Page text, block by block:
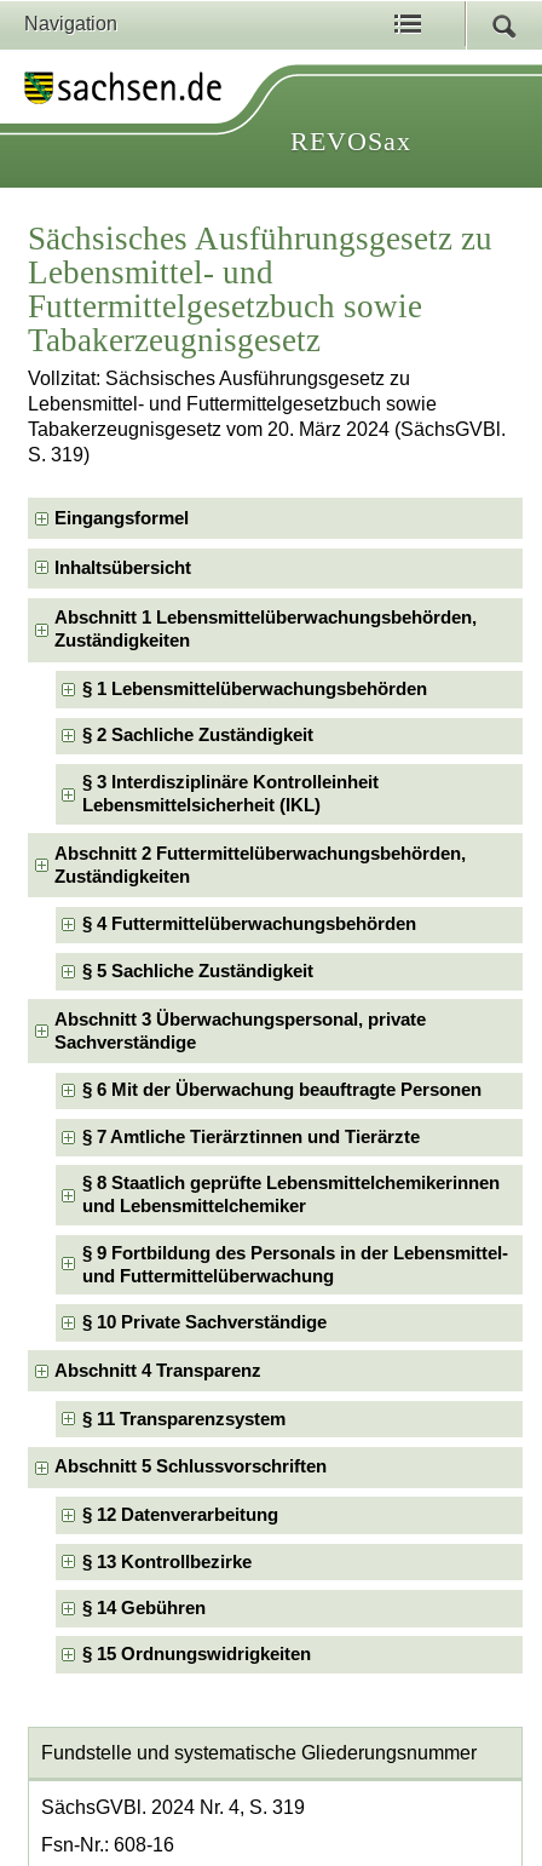
Navigation
REVOSax
Sächsisches Ausführungsgesetz zu
Lebensmittel- und
Futtermittelgesetzbuch sowie
Tabakerzeugnisgesetz
Vollzitat: Sächsisches Ausführungsgesetz zu
Lebensmittel- und Futtermittelgesetzbuch sowie
Tabakerzeugnisgesetz vom 20. März 2024 (SächsGVBl.
S. 319)
Eingangsformel
Inhaltsübersicht
Abschnitt 1 Lebensmittelüberwachungsbehörden,
Zuständigkeiten
§ 1 Lebensmittelüberwachungsbehörden
§ 2 Sachliche Zuständigkeit
§ 3 Interdisziplinäre Kontrolleinheit
Lebensmittelsicherheit (IKL)
Abschnitt 2 Futtermittelüberwachungsbehörden,
Zuständigkeiten
§ 4 Futtermittelüberwachungsbehörden
§ 5 Sachliche Zuständigkeit
Abschnitt 3 Überwachungspersonal, private
Sachverständige
§ 6 Mit der Überwachung beauftragte Personen
§ 7 Amtliche Tierärztinnen und Tierärzte
§ 8 Staatlich geprüfte Lebensmittelchemikerinnen
und Lebensmittelchemiker
§ 9 Fortbildung des Personals in der Lebensmittel-
und Futtermittelüberwachung
§ 10 Private Sachverständige
Abschnitt 4 Transparenz
§ 11 Transparenzsystem
Abschnitt 5 Schlussvorschriften
§ 12 Datenverarbeitung
§ 13 Kontrollbezirke
§ 14 Gebühren
§ 15 Ordnungswidrigkeiten
Fundstelle und systematische Gliederungsnummer
SächsGVBl. 2024 Nr. 4, S. 319
Fsn-Nr.: 608-16